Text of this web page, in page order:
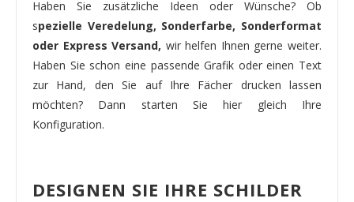
Haben Sie zusätzliche Ideen oder Wünsche? Ob
spezielle Veredelung, Sonderfarbe, Sonderformat
oder Express Versand, wir helfen Ihnen gerne weiter.
Haben Sie schon eine passende Grafik oder einen Text
zur Hand, den Sie auf Ihre Fächer drucken lassen
möchten? Dann starten Sie hier gleich Ihre
Konfiguration.
DESIGNEN SIE IHRE SCHILDER